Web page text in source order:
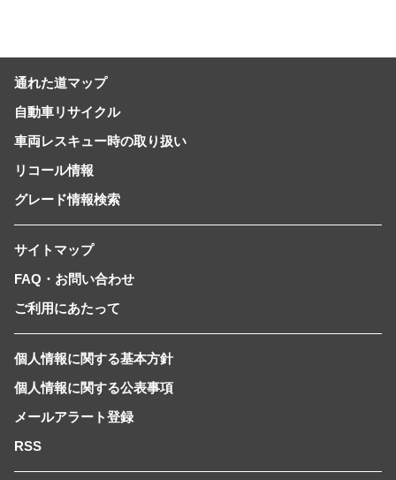
通れた道マップ
自動車リサイクル
車両レスキュー時の取り扱い
リコール情報
グレード情報検索
サイトマップ
FAQ・お問い合わせ
ご利用にあたって
個人情報に関する基本方針
個人情報に関する公表事項
メールアラート登録
RSS